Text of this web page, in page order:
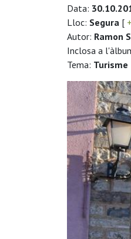
Data:
Lloc: Segura [
Autor: Ramon
Inclosa a
Tema: Turisme